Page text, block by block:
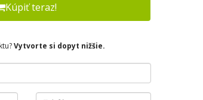
Kúpiť teraz!
Vytvorte si dopyt nižšie.